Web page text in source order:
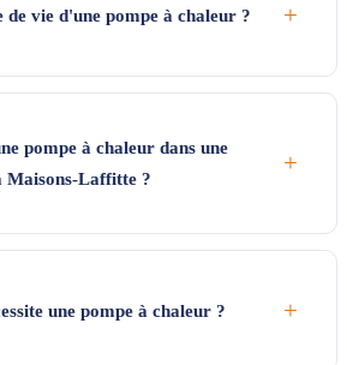
de vie d'une pompe à chaleur ? +
pompe à chaleur dans une
Maisons-Laffitte ?
+
une pompe à chaleur ? +